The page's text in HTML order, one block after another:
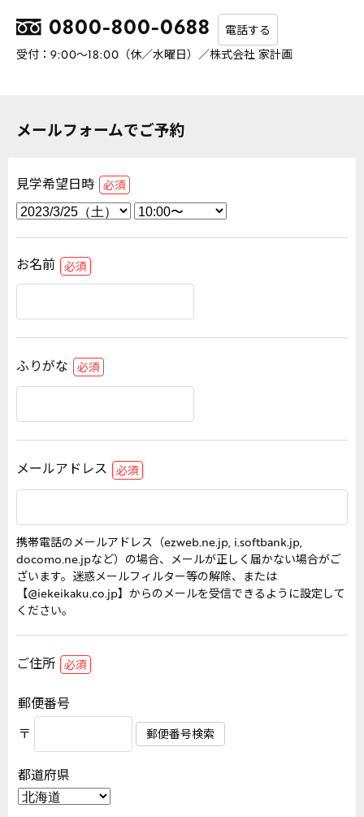
0800-800-0688
電話する
受付：9:00～18:00（休／水曜日）／株式会社 家計画
メールフォームでご予約
見学希望日時 必須
お名前 必須
ふりがな 必須
メールアドレス 必須
携帯電話のメールアドレス（ezweb.ne.jp, i.softbank.jp,
docomo.ne.jpなど）の場合、メールが正しく届かない場合がご
ざいます。迷惑メールフィルター等の解除、または
【@iekeikaku.co.jp】からのメールを受信できるように設定して
ください。
ご住所 必須
郵便番号
〒
郵便番号検索
都道府県